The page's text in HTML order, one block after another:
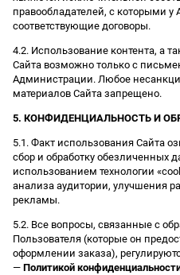
правообладателей, с которыми
соответствующие договоры.
4.2. Использование контента, а
Сайта возможно только с
Администрации. Любое
материалов Сайта запрещено.
5. КОНФИДЕНЦИАЛЬНОСТЬ И
5.1. Факт использования Сайта
сбор и обработку обезличенных
использованием технологии
анализа аудитории, улучшения
рекламы.
5.2. Все вопросы, связанные с
Пользователя (которые он
оформлении заказа),
— Политикой